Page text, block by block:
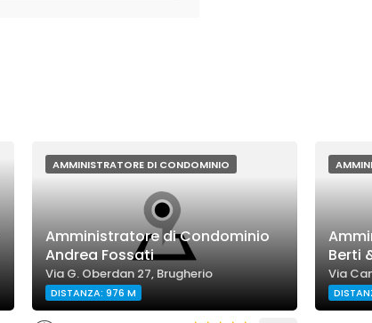
AMMINISTRATORE DI CONDOMINIO
Amministratore di Condominio
Andrea Fossati
Via G. Oberdan 27, Brugherio
DISTANZA: 976 M
Berti
Via